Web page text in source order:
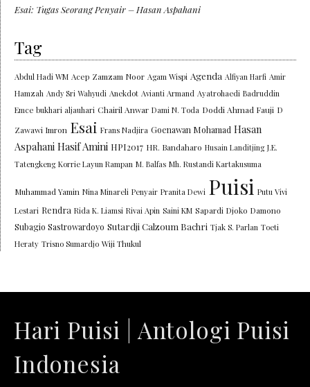
Esai: Tugas Seorang Penyair – Hasan Aspahani
Tag
Abdul Hadi WM Acep Zamzam Noor Agam Wispi Agenda Alfiyan Harfi Amir
Hamzah Andy Sri Wahyudi Anekdot Avianti Armand Ayatrohaedi Badruddin
Emce bukhari aljauhari Chairil Anwar Dami N. Toda Doddi Ahmad Fauji D
Zawawi Imron Esai Frans Nadjira Goenawan Mohamad Hasan
Aspahani Hasif Amini HPI2017 HR. Bandaharo Husain Landitjing J.E.
Tatengkeng Korrie Layun Rampan M. Balfas Mh. Rustandi Kartakusuma
Muhammad Yamin Nina Minareli Penyair Pranita Dewi Puisi Putu Vivi
Lestari Rendra Rida K. Liamsi Rivai Apin Saini KM Sapardi Djoko Damono
Subagio Sastrowardoyo Sutardji Calzoum Bachri Tjak S. Parlan Toeti
Heraty Trisno Sumardjo Wiji Thukul
Hari Puisi | Antologi Puisi
Indonesia